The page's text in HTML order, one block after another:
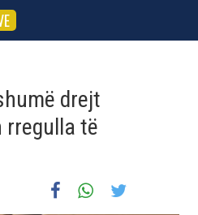
drejt
rregulla të